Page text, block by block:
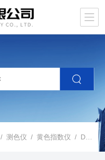
/测色仪 /黄色指数仪 / DLT-CS黄色度指数仪